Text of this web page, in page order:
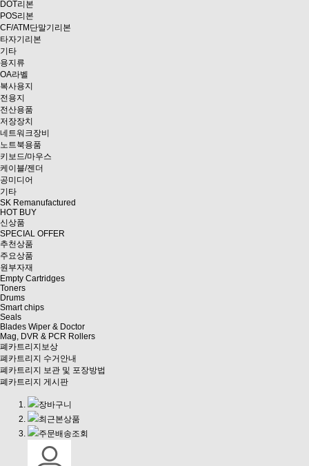
DOT리본
POS리본
CF/ATM단말기리본
타자기리본
기타
용지류
OA라벨
복사용지
전용지
전산용품
저장장치
네트워크장비
노트북용품
키보드/마우스
케이블/젠더
공미디어
기타
SK Remanufactured
HOT BUY
신상품
SPECIAL OFFER
추천상품
주요상품
원부자재
Empty Cartridges
Toners
Drums
Smart chips
Seals
Blades Wiper & Doctor
Mag, DVR & PCR Rollers
폐카트리지보상
폐카트리지 수거안내
폐카트리지 보관 및 포장방법
폐카트리지 게시판
장바구니
최근본상품
주문배송조회